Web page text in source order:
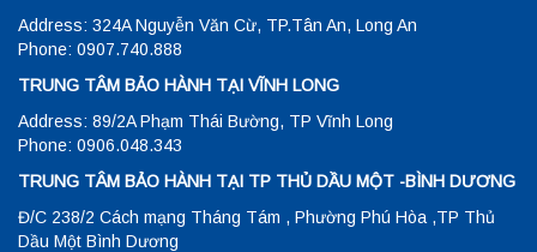
Address: 324A Nguyễn Văn Cừ, TP.Tân An, Long An
Phone: 0907.740.888
TRUNG TÂM BẢO HÀNH TẠI VĨNH LONG
Address: 89/2A Phạm Thái Bường, TP Vĩnh Long
Phone: 0906.048.343
TRUNG TÂM BẢO HÀNH TẠI TP THỦ DẦU MỘT -BÌNH DƯƠNG
Đ/C 238/2 Cách mạng Tháng Tám , Phường Phú Hòa ,TP Thủ
Dầu Một Bình Dương